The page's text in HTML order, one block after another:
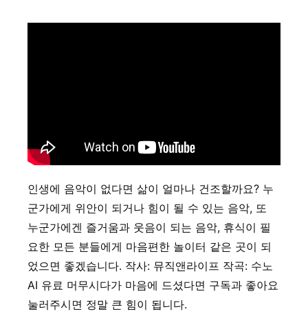
인생에 음악이 없다면 삶이 얼마나 건조할까요? 누
군가에게 위안이 되거나 힘이 될 수 있는 음악, 또
누군가에겐 즐거움과 웃음이 되는 음악, 휴식이 필
요한 모든 분들에게 마음편한 놀이터 같은 곳이 되
었으면 좋겠습니다. 작사: 뮤직앤라이프 작곡: 수노
AI 유료 머무시다가 마음에 드셨다면 구독과 좋아요
눌러주시면 정말 큰 힘이 됩니다.